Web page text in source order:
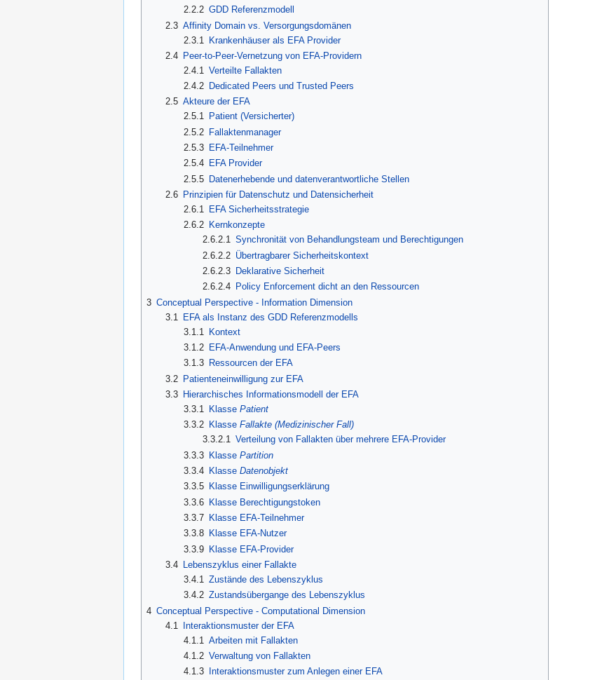
2.2.2 GDD Referenzmodell
2.3 Affinity Domain vs. Versorgungsdomänen
2.3.1
Krankenhäuser als EFA Provider
2.4
Peer-to-Peer-Vernetzung von EFA-Providern
2.4.1
Verteilte Fallakten
2.4.2 Dedicated Peers und Trusted Peers
2.5 Akteure der EFA
2.5.1 Patient (Versicherter)
2.5.2 Fallaktenmanager
2.5.3 EFA-Teilnehmer
2.5.4 EFA Provider
2.5.5 Datenerhebende und datenverantwortliche Stellen
2.6
Prinzipien für Datenschutz und Datensicherheit
2.6.1 EFA Sicherheitsstrategie
2.6.2 Kernkonzepte
2.6.2.1 Synchronität von Behandlungsteam und Berechtigungen
2.6.2.2 Übertragbarer Sicherheitskontext
2.6.2.3
Deklarative Sicherheit
2.6.2.4
Policy Enforcement dicht an den Ressourcen
3 Conceptual Perspective - Information Dimension
3.1
EFA als Instanz des GDD Referenzmodells
3.1.1
Kontext
3.1.2 EFA-Anwendung und EFA-Peers
3.1.3 Ressourcen der EFA
3.2
Patienteneinwilligung zur EFA
3.3
Hierarchisches Informationsmodell der EFA
3.3.1 KlassePatient
3.3.2 KlasseFallakte (Medizinischer Fall)
3.3.2.1 Verteilung von Fallakten über mehrere EFA-Provider
3.3.3 KlassePartition
3.3.4 KlasseDatenobjekt
3.3.5 Klasse Einwilligungserklärung
3.3.6 Klasse Berechtigungstoken
3.3.7 Klasse EFA-Teilnehmer
3.3.8 Klasse EFA-Nutzer
3.3.9 Klasse EFA-Provider
3.4
Lebenszyklus einer Fallakte
3.4.1 Zustände des Lebenszyklus
3.4.2 Zustandsübergange des Lebenszyklus
4 Conceptual Perspective - Computational Dimension
4.1
Interaktionsmuster der EFA
4.1.1
Arbeiten mit Fallakten
4.1.2 Verwaltung von Fallakten
4.1.3
Interaktionsmuster zum Anlegen einer EFA